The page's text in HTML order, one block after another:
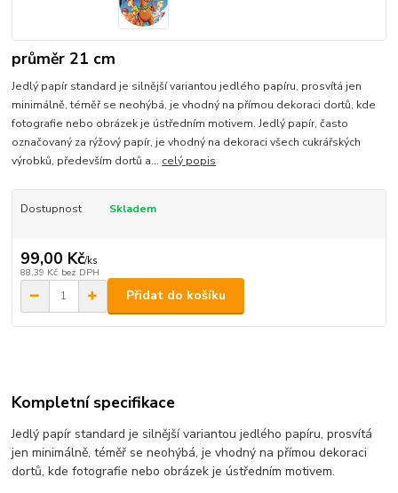
průměr 21 cm
Jedlý papír standard je silnější variantou jedlého papíru, prosvítá jen
minimálně, téměř se neohýbá, je vhodný na přímou dekoraci dortů, kde
fotografie nebo obrázek je ústředním motivem. Jedlý papír, často
označovaný za rýžový papír, je vhodný na dekoraci všech cukrářských
výrobků, především dortů a... celý popis
Dostupnost Skladem
99,00 Kč/ks
88,39 Kč bez DPH
Přidat do košíku
Kompletní specifikace
Jedlý papír standard je silnější variantou jedlého papíru, prosvítá
jen minimálně, téměř se neohýbá, je vhodný na přímou dekoraci
dortů, kde fotografie nebo obrázek je ústředním motivem.